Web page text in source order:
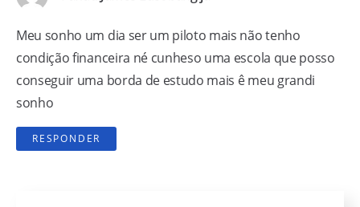
Meu sonho um dia ser um piloto mais não tenho
condição financeira né cunheso uma escola que posso
conseguir uma borda de estudo mais ê meu grandi
sonho
RESPONDER